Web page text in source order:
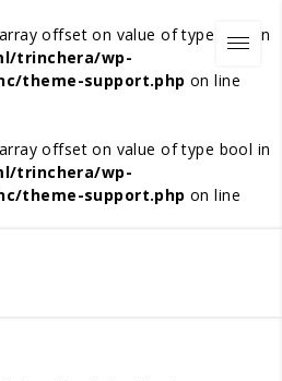
offset on value of type bool in
trinchera/wp-
theme-support.php on line
offset on value of type bool in
trinchera/wp-
theme-support.php on line